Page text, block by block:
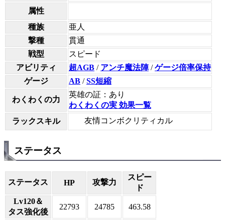
属性
種族
亜人
撃種
貫通
戦型
スピード
アビリティ
超AGB / アンチ魔法陣/ゲージ倍率保持
ゲージ
AB /SS短縮
わくわくの力
英雄の証：あり
わくわくの実 効果一覧
ラックスキル
友情コンボクリティカル
ステータス
ステータス HP 攻撃力
スピー
ド
Lv120＆
タス強化後
22793 24785 463.58